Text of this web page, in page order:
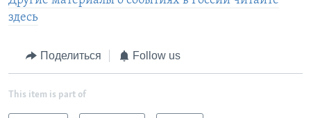
здесь
Поделиться Follow us
This item is part of